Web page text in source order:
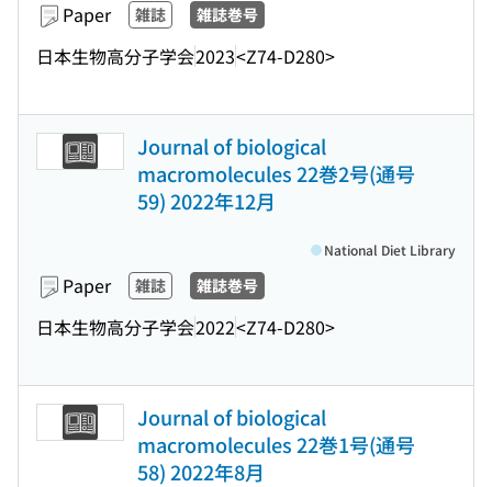
Paper 雑誌 雑誌巻号
日本生物高分子学会2023<Z74-D280>
Journal of biological
macromolecules 22巻2号(通号
59) 2022年12月
Paper 雑誌 雑誌巻号
日本生物高分子学会2022<Z74-D280>
National Diet Library
Journal of biological
macromolecules 22巻1号(通号
58) 2022年8月